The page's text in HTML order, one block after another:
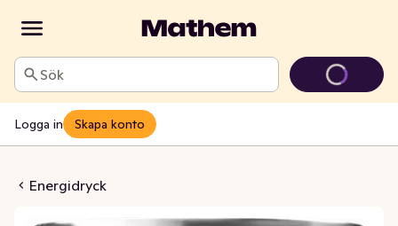
Sök
Logga in Skapa konto
Energidryck
Granatäpple Sockerfri